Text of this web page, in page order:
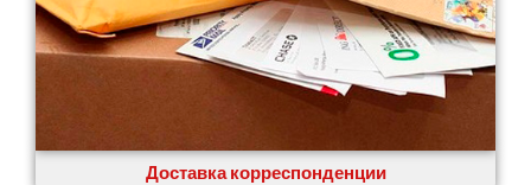
Доставка корреспонденции